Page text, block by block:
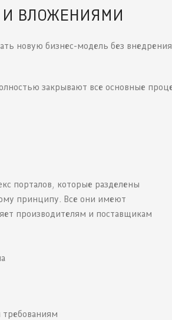
ВЛОЖЕНИЯМИ
новую бизнес-модель без
закрывают все основные
порталов, которые разделены
принципу. Все они имеют
производителям и поставщикам